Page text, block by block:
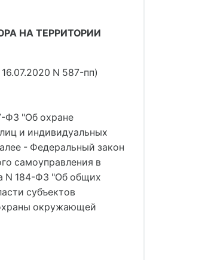
НА ТЕРРИТОРИИ
N 587-пп)
ФЗ "Об охране
и индивидуальных
- Федеральный закон
самоуправления в
N 184-ФЗ "Об общих
субъектов
окружающей